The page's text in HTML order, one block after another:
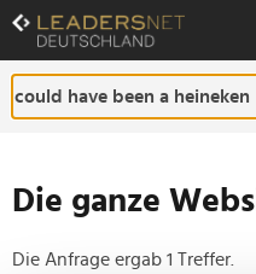
Zum
Inhalt
Zur
Fußzeilen-
Navigation
Die ganze
Die Anfrage ergab 1 Treffer.